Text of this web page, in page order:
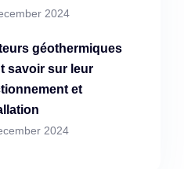
2024
géothermiques
savoir sur leur
et
2024